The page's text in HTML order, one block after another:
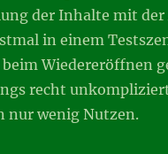
der Inhalte mit
in einem
Wiedereröffnen
recht
nur wenig Nutzen.